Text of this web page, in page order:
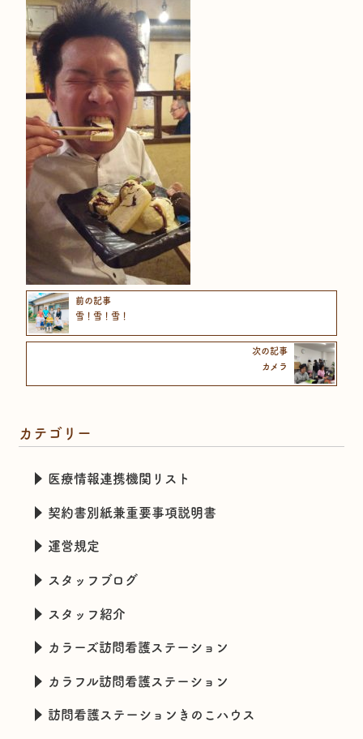
前の記事
雪！雪！雪！
次の記事
カメラ
カテゴリー
医療情報連携機関リスト
契約書別紙兼重要事項説明書
運営規定
スタッフブログ
スタッフ紹介
カラーズ訪問看護ステーション
カラフル訪問看護ステーション
訪問看護ステーションきのこハウス